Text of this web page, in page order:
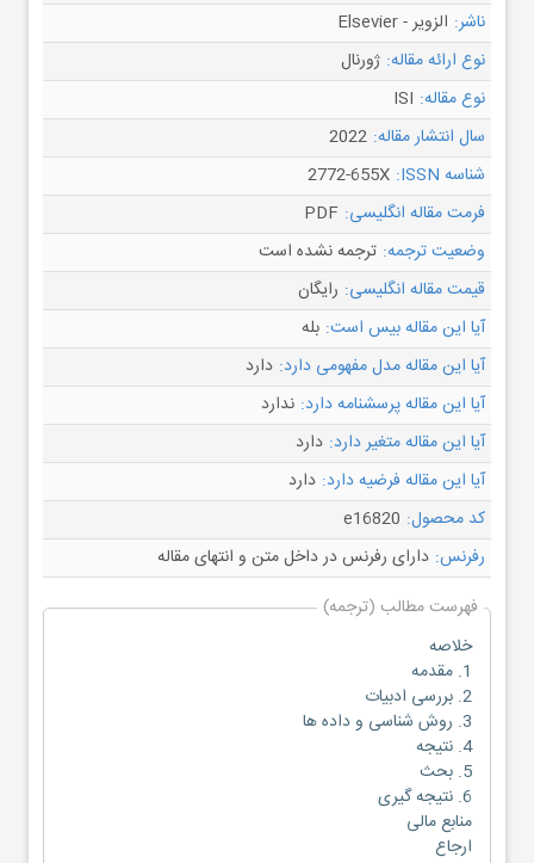
ناشر: الزویر - Elsevier
نوع ارائه مقاله: ژورنال
نوع مقاله: ISI
سال انتشار مقاله: 2022
شناسه ISSN:
2772-655X
فرمت مقاله انگلیسی: PDF
وضعیت ترجمه: ترجمه نشده است
قیمت مقاله انگلیسی: رایگان
آیا این مقاله بیس است: بله
آیا این مقاله مدل مفهومی دارد: دارد
آیا این مقاله پرسشنامه دارد: ندارد
آیا این مقاله متغیر دارد: دارد
آیا این مقاله فرضیه دارد: دارد
کد محصول: e16820
رفرنس: دارای رفرنس در داخل متن و انتهای مقاله
فهرست مطالب (ترجمه)
خلاصه
1. مقدمه
2. بررسی ادبیات
3. روش شناسی و داده ها
4. نتیجه
5. بحث
6. نتیجه گیری
منابع مالی
ارجاع